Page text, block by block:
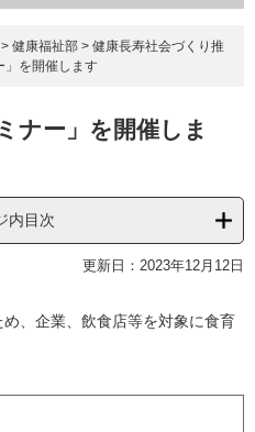
象
> 健康福祉部 > 健康長寿社会づくり推
」を開催します
ナー」を開催しま
内目次
更新日：2023年12月12日
、企業、飲食店等を対象に食育